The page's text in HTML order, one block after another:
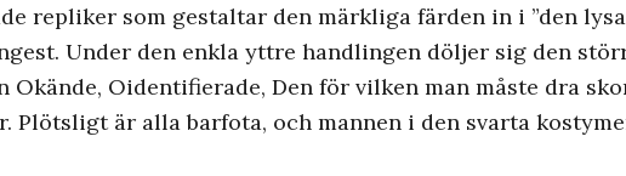
repliker som gestaltar den märkliga färden in i ”den
Under den enkla yttre handlingen döljer sig den
Okände, Oidentifierade, Den för vilken man måste dra
Plötsligt är alla barfota, och mannen i den svarta